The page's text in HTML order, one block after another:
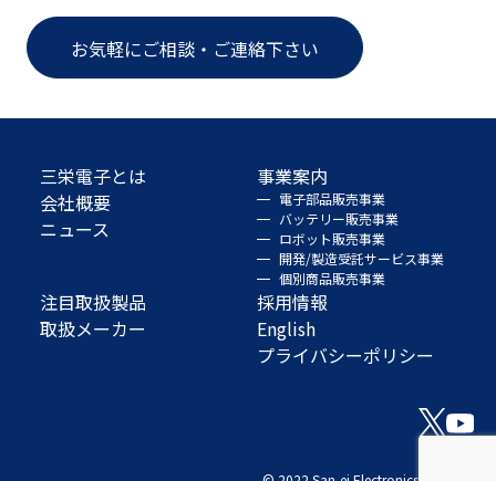
お気軽にご相談・ご連絡下さい
三栄電子とは
会社概要
ニュース
事業案内
電子部品販売事業
バッテリー販売事業
ロボット販売事業
開発/製造受託サービス事業
個別商品販売事業
注目取扱製品
取扱メーカー
採用情報
English
プライバシーポリシー